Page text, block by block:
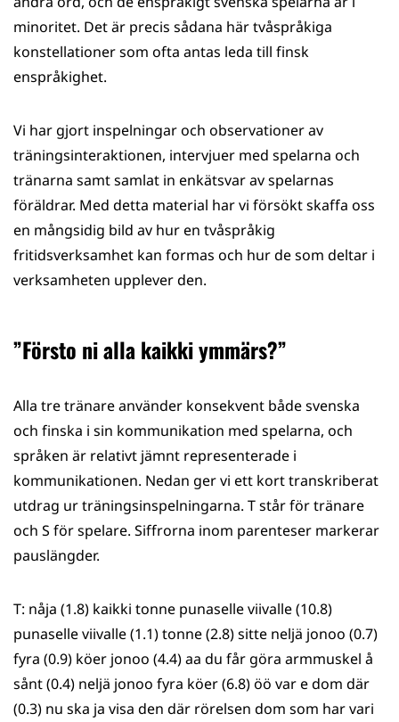
minoritet. Det är precis sådana här tvåspråkiga
konstellationer som ofta antas leda till finsk
enspråkighet.
Vi har gjort inspelningar och observationer av
träningsinteraktionen, intervjuer med spelarna och
tränarna samt samlat in enkätsvar av spelarnas
föräldrar. Med detta material har vi försökt skaffa oss
en mångsidig bild av hur en tvåspråkig
fritidsverksamhet kan formas och hur de som deltar i
verksamheten upplever den.
”Försto ni alla kaikki ymmärs?”
Alla tre tränare använder konsekvent både svenska
och finska i sin kommunikation med spelarna, och
språken är relativt jämnt representerade i
kommunikationen. Nedan ger vi ett kort transkriberat
utdrag ur träningsinspelningarna. T står för tränare
och S för spelare. Siffrorna inom parenteser markerar
pauslängder.
T: nåja (1.8) kaikki tonne punaselle viivalle (10.8)
punaselle viivalle (1.1) tonne (2.8) sitte neljä jonoo (0.7)
fyra (0.9) köer jonoo (4.4) aa du får göra armmuskel å
sånt (0.4) neljä jonoo fyra köer (6.8) öö var e dom där
(0.3) nu ska ja visa den där rörelsen dom som har vari